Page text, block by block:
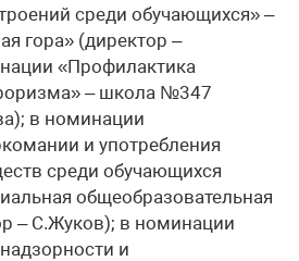
среди обучающихся» –
гора» (директор –
«Профилактика
– школа №347
в номинации
и употребления
среди обучающихся
общеобразовательная
– С.Жуков); в номинации
и